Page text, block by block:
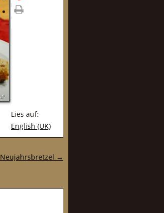
Lies auf:
English (UK)
Neujahrsbretzel →